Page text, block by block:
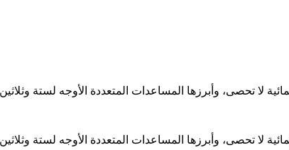
لا تحصى، وأبرزها المساعدات المتعددة الأوجه لستة
لا تحصى، وأبرزها المساعدات المتعددة الأوجه لستة